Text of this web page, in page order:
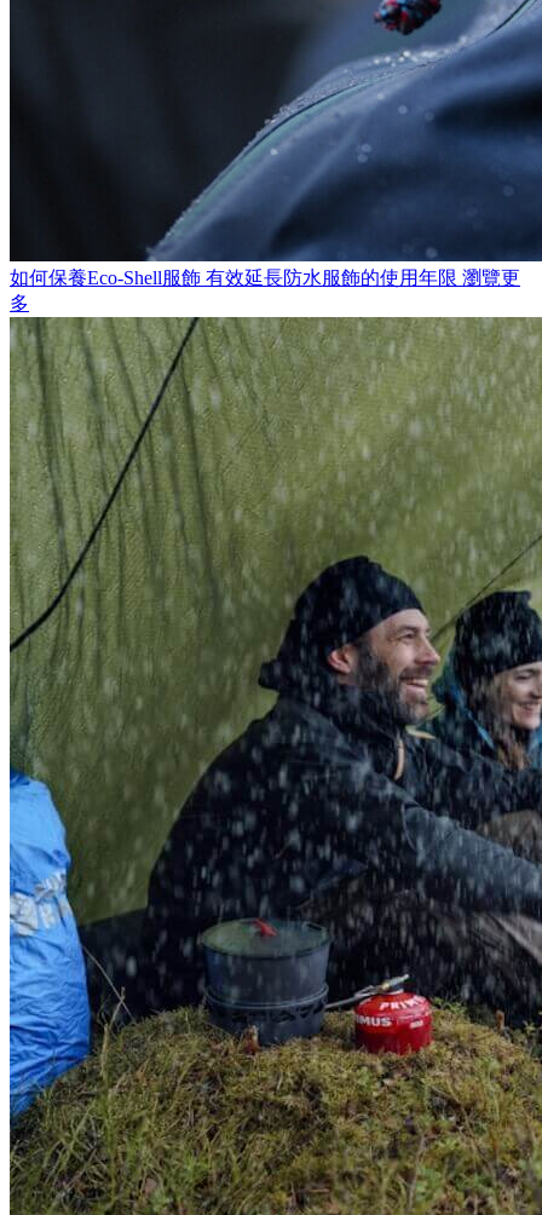
如何保養Eco-Shell服飾 有效延長防水服飾的使用年限 瀏覽更
多